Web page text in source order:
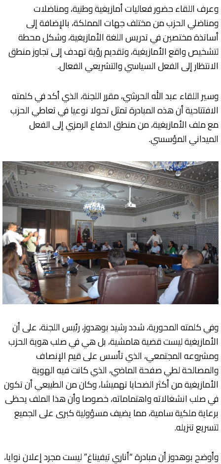
وعرف اللقاء حضور فعاليات أمازيغية وطنية، ومناضلات
ومناضلي الحزب من مختلف جهات المملكة، بالإضافة إلى
أساتذة مختصين في تدريس اللغة الأمازيغية، وشكل محطة
لتشخيص واقع الأمازيغية، وتقديم رؤية تهدف إلى تجاوز منطق
الانتظار إلى الفعل السياسي والتشريعي الفعال.
وسير اللقاء عبد الله الحرشي، مقرر اللجنة، الذي أكد في كلمته
الافتتاحية أن هذه المبادرة تمثل تحولا نوعيا في تعاطي الحزب
مع ملف الأمازيغية، من منطق الدفاع الرمزي إلى الفعل
الميداني المؤسسي.
وفي كلمته المحورية، شدد رشيد بوهدوز، رئيس اللجنة، على أن
الأمازيغية ليست قضية هامشية، بل هي في صلب هوية الحزب
ومشروعه المجتمعي، الذي تأسس على قيم الإنصاف
والمصالحة لطي صفحة الماضي، الذي كانت فيه الهوية
الأمازيغية من أكثر الضحايا تهميشا، وكان من الطبيعي أن تكون
في صلب انشغالاته واهتماماته، خصوصا وأن هذا الملف يحظى
برعاية ملكية سامية، مما يضيف مسؤولية كبرى على الجميع
لتسريع تنزيله.
وأوضح بوهدوز أن مبادرة “أناري تيفيناغ” ليست مجرد إعلان نوايا،